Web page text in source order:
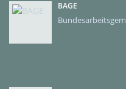
BAGE